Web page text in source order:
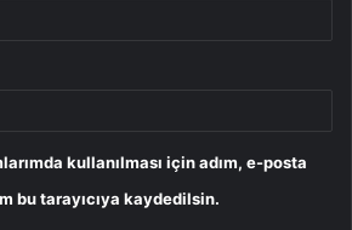
kullanılması için adım, e-posta
bu tarayıcıya kaydedilsin.